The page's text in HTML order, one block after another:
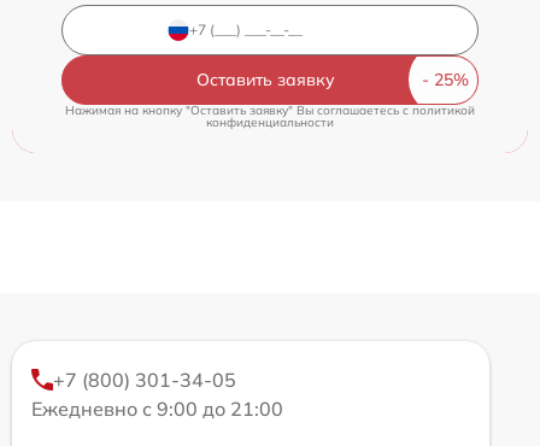
Оставить заявку
Нажимая на кнопку "Оставить заявку" Вы соглашаетесь cполитикой
конфиденциальности
+7 (800) 301-34-05
Ежедневно с 9:00 до 21:00